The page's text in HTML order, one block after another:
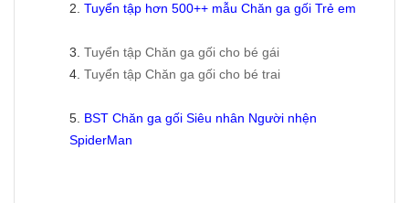
2. Tuyển tập hơn 500++ mẫu Chăn ga gối Trẻ em
3. Tuyển tập Chăn ga gối cho bé gái
4. Tuyển tập Chăn ga gối cho bé trai
5. BST Chăn ga gối Siêu nhân Người nhện
SpiderMan